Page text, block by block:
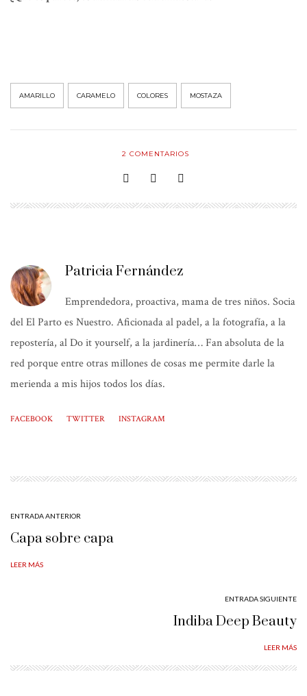
AMARILLO CARAMELO COLORES MOSTAZA
2 COMENTARIOS
Patricia Fernández
Emprendedora, proactiva, mama de tres niños. Socia
del El Parto es Nuestro. Aficionada al padel, a la fotografía, a la
repostería, al Do it yourself, a la jardinería… Fan absoluta de la
red porque entre otras millones de cosas me permite darle la
merienda a mis hijos todos los días.
FACEBOOK TWITTER INSTAGRAM
ENTRADA ANTERIOR
Capa sobre capa
LEER MÁS
ENTRADA SIGUIENTE
Indiba Deep Beauty
LEER MÁS